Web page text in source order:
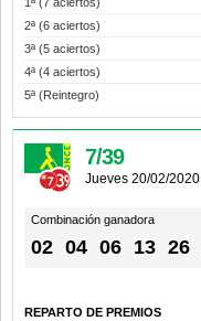
2ª (6 aciertos)
3ª (5 aciertos)
4ª (4 aciertos)
5ª (Reintegro)
7/39
Jueves 20/02/2020
Combinación ganadora
02 04 06 13 26
REPARTO DE PREMIOS